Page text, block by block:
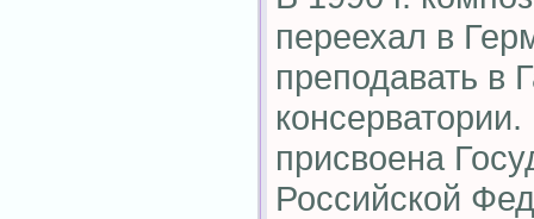
переехал в
преподавать в
присвоена
Российской